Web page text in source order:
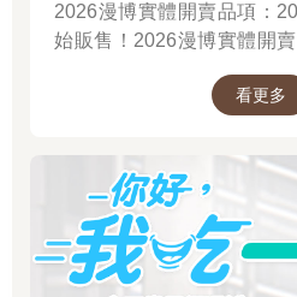
2026漫博實體開賣品項：
始販售！2026漫博實體開
2026/7/23 早上十點開始販
看更多